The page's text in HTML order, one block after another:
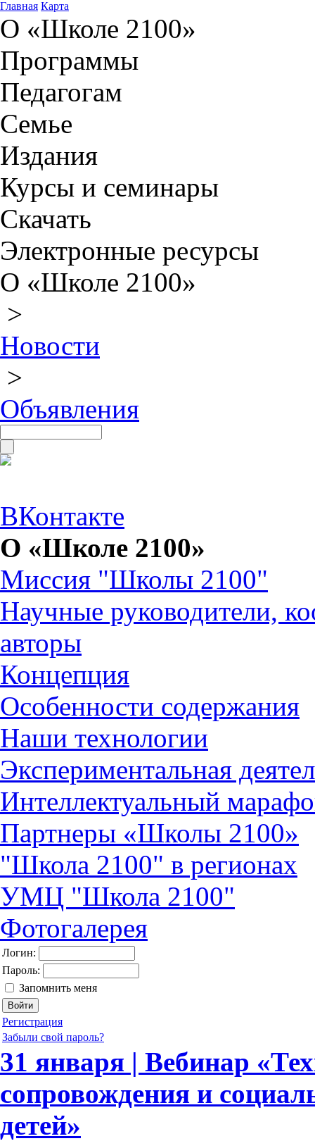
Главная Карта
О «Школе 2100»
Программы
Педагогам
Семье
Издания
Курсы и семинары
Скачать
Электронные ресурсы
О «Школе 2100»
>
Новости
>
Объявления
ВКонтакте
О «Школе 2100»
Миссия "Школы 2100"
Научные руководители,
авторы
Концепция
Особенности содержания
Наши технологии
Экспериментальная
Интеллектуальный
Партнеры «Школы 2100»
"Школа 2100" в регионах
УМЦ "Школа 2100"
Фотогалерея
Логин:
Пароль:
Запомнить меня
Регистрация
Забыли свой пароль?
31 января | Вебинар
сопровождения и
детей»